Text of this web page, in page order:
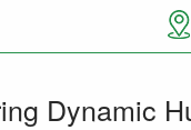
Dynamic